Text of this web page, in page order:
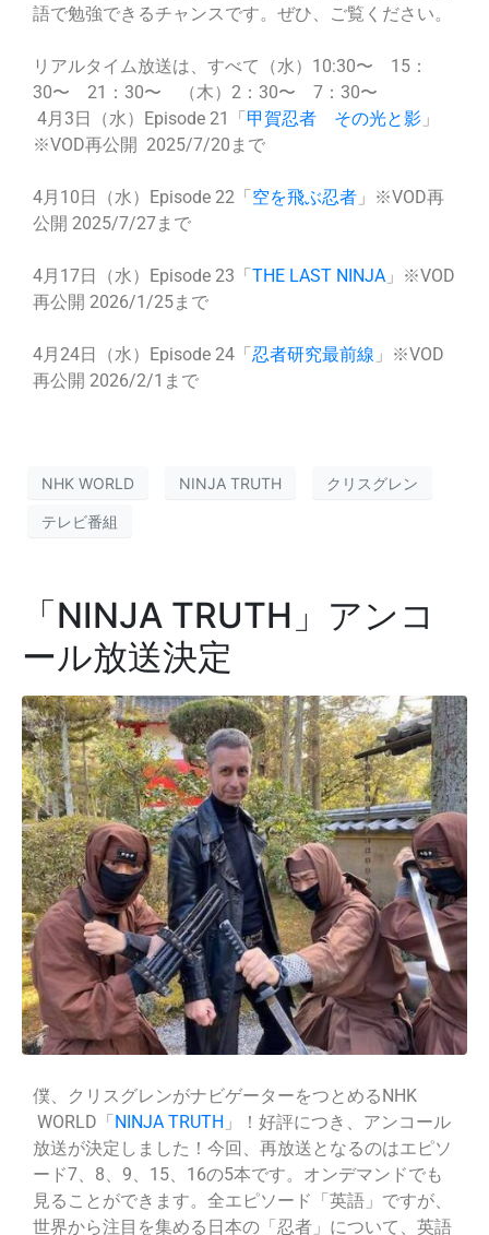
語で勉強できるチャンスです。ぜひ、ご覧ください。
リアルタイム放送は、すべて（水）10:30〜 15：
30〜 21：30〜 （木）2：30〜 7：30〜
4月3日（水）Episode 21「 甲賀忍者 その光と影 」
※VOD再公開 2025/7/20まで
4月10日（水）Episode 22「 空を飛ぶ忍者 」※VOD再
公開 2025/7/27まで
4月17日（水）Episode 23「 THE LAST NINJA 」※VOD
再公開 2026/1/25まで
4月24日（水）Episode 24「 忍者研究最前線 」※VOD
再公開 2026/2/1まで
NHK WORLD NINJA TRUTH クリスグレン
テレビ番組
「NINJA TRUTH」アンコ
ール放送決定
僕、クリスグレンがナビゲーターをつとめるNHK
WORLD「 NINJA TRUTH 」！好評につき、アンコール
放送が決定しました！今回、再放送となるのはエピソ
ード7、8、9、15、16の5本です。オンデマンドでも
見ることができます。全エピソード「英語」ですが、
世界から注目を集める日本の「忍者」について、英語